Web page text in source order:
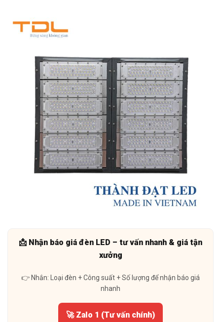
📩 Nhận báo giá đèn LED – tư vấn nhanh & giá tận
xưởng
👉 Nhắn: Loại đèn + Công suất + Số lượng để nhận báo giá
nhanh
🚀 Zalo 1 (Tư vấn chính)